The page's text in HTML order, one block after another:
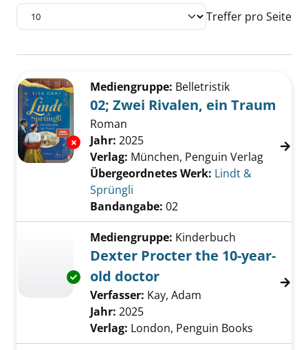
Treffer pro Seite
Zu den Suchfiltern springen
Exemplar-Details von 02; Zwei Rivalen, ein
Mediengruppe: Belletristik
02; Zwei Rivalen, ein Traum
Roman
Suche nach diesem Verfasser
Jahr: 2025
Verlag: München, Penguin Verlag
Übergeordnetes Werk: Lindt &
Sprüngli
Bandangabe: 02
Exemplar-Details von Dexter Procter the
Mediengruppe: Kinderbuch
Dexter Procter the 10-year-
old doctor
Verfasser: Kay, Adam
Jahr: 2025
Verlag: London, Penguin Books